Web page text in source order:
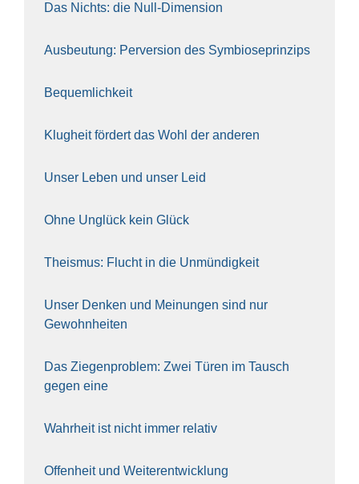
Das Nichts: die Null-Dimen­si­on
Aus­beu­tung: Per­ver­si­on des Sym­bio­se­prin­zips
Bequem­lich­keit
Klug­heit för­dert das Wohl der ande­ren
Unser Leben und unser Leid
Ohne Unglück kein Glück
The­is­mus: Flucht in die Unmün­dig­keit
Unser Den­ken und Mei­nun­gen sind nur
Gewohn­hei­ten
Das Zie­gen­pro­blem: Zwei Türen im Tausch
gegen eine
Wahr­heit ist nicht immer rela­tiv
Offen­heit und Wei­ter­ent­wick­lung